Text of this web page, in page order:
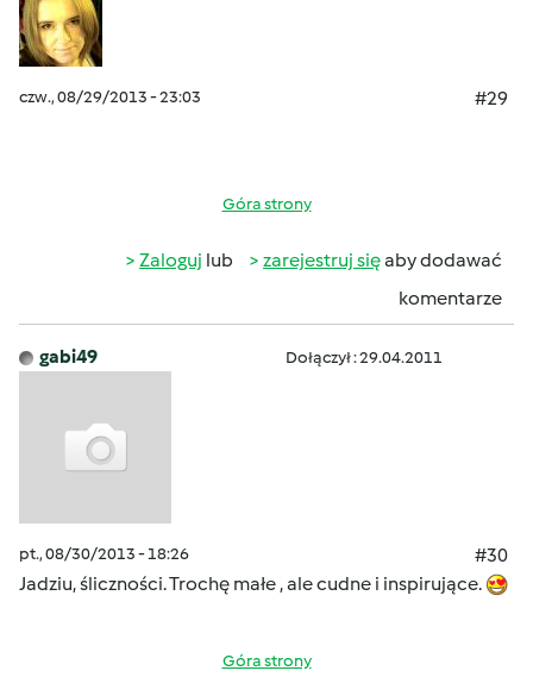
czw., 08/29/2013 - 23:03 #29
Góra strony
Zaloguj lub zarejestruj sięaby dodawać
komentarze
gabi49 Dołączył : 29.04.2011
pt., 08/30/2013 - 18:26
#30
Jadziu, śliczności. Trochę małe , ale cudne i inspirujące.
Góra strony